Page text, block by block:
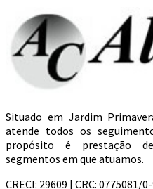
Situado em Jardim
atende todos os
propósito é prestação
segmentos em que atuamos.
CRECI: 29609 | CRC: 0775081/